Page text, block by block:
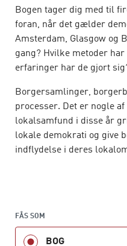
Bogen tager dig med til
foran, når det gælder
Amsterdam, Glasgow og
gang? Hvilke metoder
erfaringer har de gjort
Borgersamlinger,
processer. Det er nogle
lokalsamfund i disse år
lokale demokrati og give
indflydelse i deres
samfundsmæssige
Hvor gør vi det bedst –
FÅS SOM
BOG